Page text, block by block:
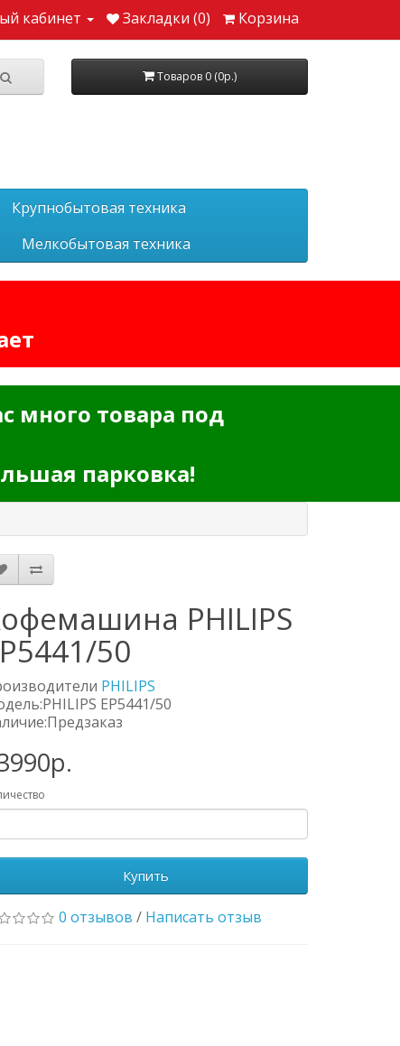
кабинет Закладки (0) Корзина
Товаров 0 (0р.)
Крупнобытовая техника
Мелкобытовая техника
много товара под
парковка!
PHILIPS
50
PHILIPS
EP5441/50
Купить
0 отзывов / Написать отзыв